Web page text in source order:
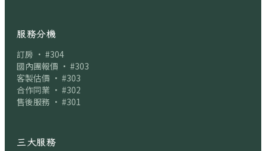
服務分機
訂房 · #304
國內團報價 · #303
客製估價 · #303
合作同業 · #302
售後服務 · #301
三大服務